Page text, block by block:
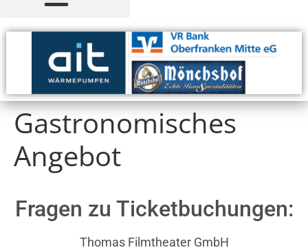
Gastronomisches
Angebot
Fragen zu Ticketbuchungen:
Thomas Filmtheater GmbH